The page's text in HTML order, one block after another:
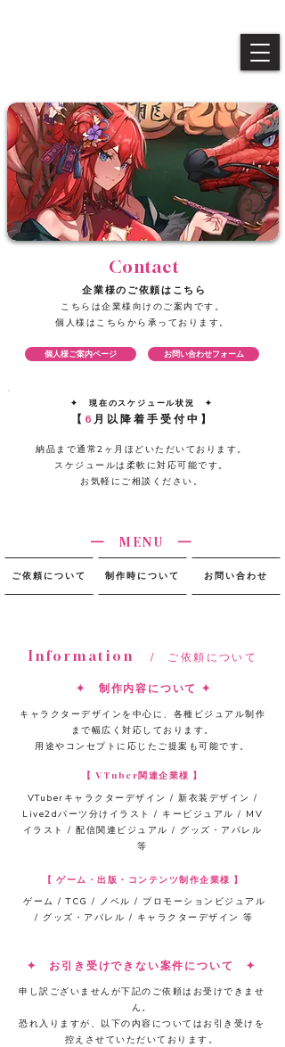
​Contact
​企業様のご依頼はこちら
こちらは企業様向けのご案内です。
個人様はこちらから承っております。​
個人様ご案内ページ お問い合わせフォーム
✦ 現在のスケジュール状況 ✦
【 6 月以降着手受付中】​
納品まで通常2ヶ月ほどいただいております。
スケジュールは柔軟に対応可能です。
お気軽にご相談ください。
━ ​MENU ━
ご依頼について 制作時について お問い合わせ
Information / ご依頼について
✦ 制作内容について ✦
キャラクターデザインを中心に、各種ビジュアル制作
まで幅広く対応しております。
用途やコンセプトに応じたご提案も可能です。
【 VTuber関連企業様 】
VTuberキャラクターデザイン / 新衣装デザイン /
Live2dパーツ分けイラスト / キービジュアル / MV
イラスト / 配信関連ビジュアル / グッズ・アパレル
等
【 ゲーム・出版・コンテンツ制作企業様 】
​ゲーム / TCG / ノベル / プロモーションビジュアル
/ グッズ・アパレル / キャラクターデザイン 等
​​✦ お引き受けできない案件について ✦
申し訳ございませんが下記のご依頼はお受けできませ
ん。
恐れ入りますが、以下の内容についてはお引き受けを
控えさせていただいております。